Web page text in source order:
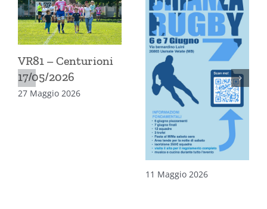
VR81 – Centurioni
17/05/2026
27 Maggio 2026
11 Maggio 2026